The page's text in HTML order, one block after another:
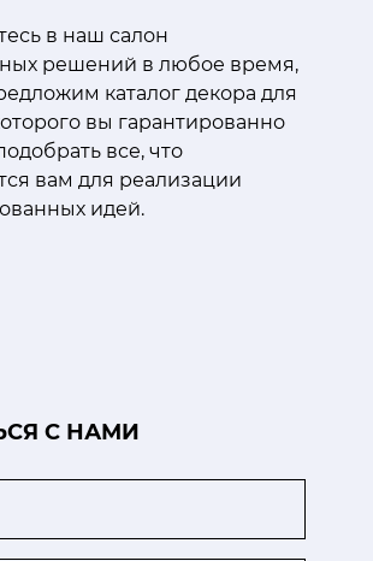
в наш салон
решений в любое время,
каталог декора для
вы гарантированно
все, что
вам для реализации
идей.
С НАМИ